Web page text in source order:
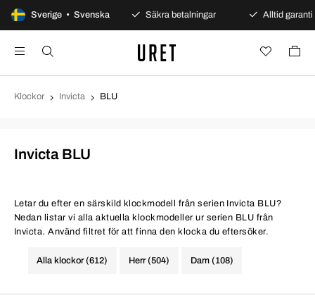
Sverige • Svenska
100 dagars öppet köp Säkra betalningar Alltid garanti
Klockor Invicta BLU
Invicta BLU
Letar du efter en särskild klockmodell från serien Invicta BLU?
Nedan listar vi alla aktuella klockmodeller ur serien BLU från
Invicta. Använd filtret för att finna den klocka du eftersöker.
Alla klockor (612) Herr (504) Dam (108)